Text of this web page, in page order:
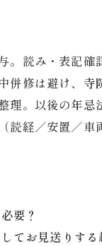
。読み・表記確
併修は避け、 寺
理。以後の年忌
（読経／安置／車
要？
てお見送りする